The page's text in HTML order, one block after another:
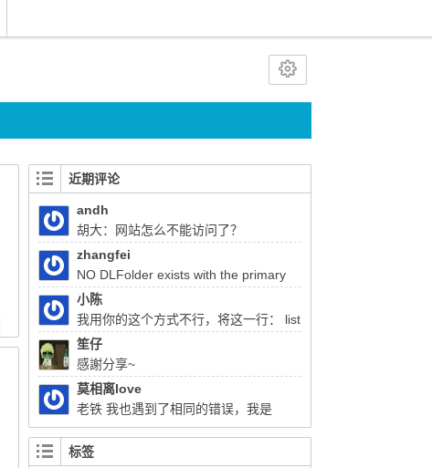
近期评论
andh
胡大：网站怎么不能访问了？
zhangfei
NO DLFolder exists with the primary
key 22333 胡总，使用liferay上传文件报了这
个错，该怎么解决
小陈
我用你的这个方式不行，将这一行： list
= (List)QueryUtil.list(q, getDialect(),start, end,
false); 注释掉换成：list = q.list();前面的：
Query q = session.createQuery(sql); 换成
Query q =
session.createSQLQuery(HQL).addEntity("这
里是xx-service.xml的名称", 类名Impl.class);就
可以实现查询功能了。但是有个问题就是只能
笙仔
感謝分享~
莫相离love
老铁 我也遇到了相同的错误，我是
Liferay7.0.4+openldap2.4报的这个错，请问你
解决了吗？
标签